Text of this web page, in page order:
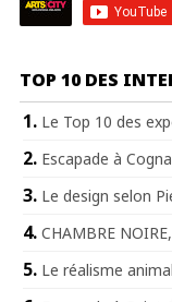
TOP 10 DES
Le Top 10 des
Escapade à
Le design selon
CHAMBRE
Le réalisme